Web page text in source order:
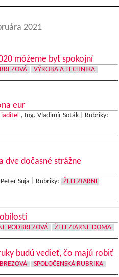
2021
môžeme byť spokojní
VÝROBA A TECHNIKA
eur
, Ing. Vladimír Soták |
Rubriky:
dve dočasné strážne
Suja | Rubriky:
ŽELEZIARNE
PODBREZOVÁ ŽELEZIARNE DOMA
budú vedieť, čo majú robiť
SPOLOČENSKÁ RUBRIKA